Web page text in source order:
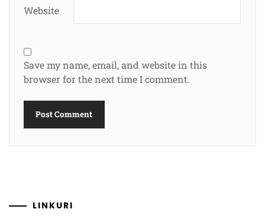
Website
Save my name, email, and website in this
browser for the next time I comment.
LINKURI